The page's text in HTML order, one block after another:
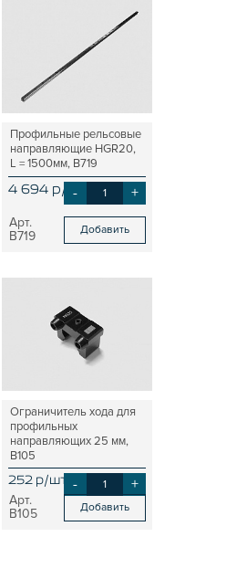
Профильные рельсовые
направляющие HGR20,
L = 1500мм, B719
4 694 р/шт
- +
B719 Добавить
Ограничитель хода для
профильных
направляющих 25 мм,
B105
252 р/шт - +
B105 Добавить